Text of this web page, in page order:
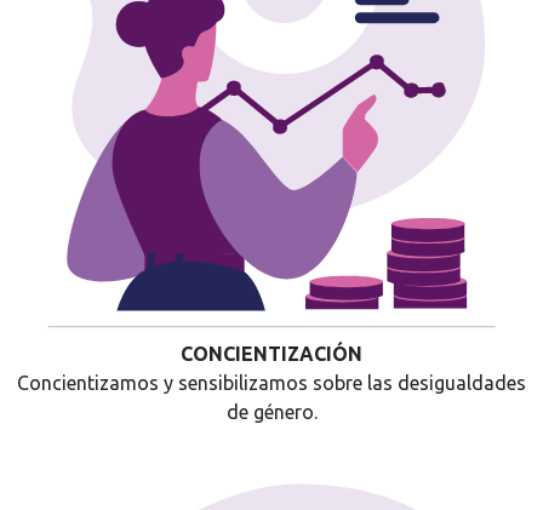
CONCIENTIZACIÓN
Concientizamos y sensibilizamos sobre las desigualdades
de género.